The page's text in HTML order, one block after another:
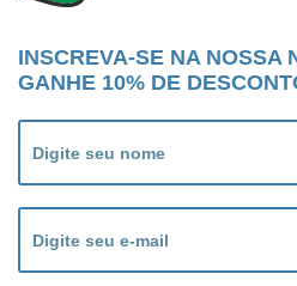
INSCREVA-SE NA NOSSA
GANHE 10% DE